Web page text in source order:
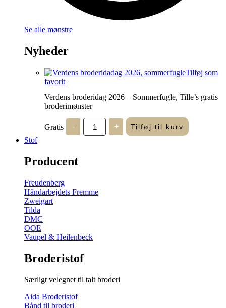
Se alle mønstre
Nyheder
Tilføj som
favorit
Verdens broderidag 2026 – Sommerfugle, Tille’s gratis
broderimønster
Gratis -
Verdens
broderidag
2026
+ Tilføj til kurv
Stof
Producent
Freudenberg
Håndarbejdets Fremme
Zweigart
Tilda
DMC
OOE
Vaupel & Heilenbeck
Broderistof
Særligt velegnet til talt broderi
Aida Broderistof
Bånd til broderi